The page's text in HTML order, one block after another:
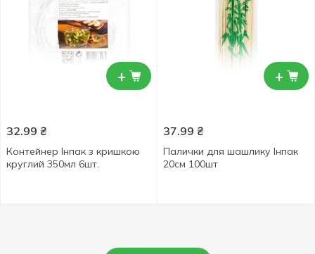
+
32.99 ₴
Контейнер Інпак з кришкою
круглий 350мл 6шт.
+
37.99 ₴
Палички для шашлику Інпак
20см 100шт